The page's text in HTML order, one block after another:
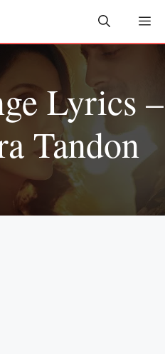
Lyrics –
Tandon